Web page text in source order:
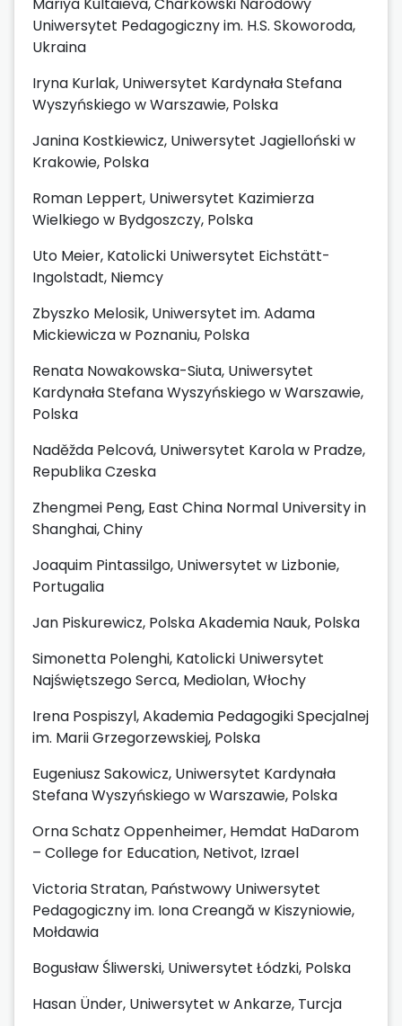
Uniwersytet Pedagogiczny im. H.S. Skoworoda,
Ukraina
Iryna Kurlak, Uniwersytet Kardynała Stefana
Wyszyńskiego w Warszawie, Polska
Janina Kostkiewicz, Uniwersytet Jagielloński w
Krakowie, Polska
Roman Leppert, Uniwersytet Kazimierza
Wielkiego w Bydgoszczy, Polska
Uto Meier, Katolicki Uniwersytet Eichstätt-
Ingolstadt, Niemcy
Zbyszko Melosik, Uniwersytet im. Adama
Mickiewicza w Poznaniu, Polska
Renata Nowakowska-Siuta, Uniwersytet
Kardynała Stefana Wyszyńskiego w Warszawie,
Polska
Naděžda Pelcová, Uniwersytet Karola w Pradze,
Republika Czeska
Zhengmei Peng, East China Normal University in
Shanghai, Chiny
Joaquim Pintassilgo, Uniwersytet w Lizbonie,
Portugalia
Jan Piskurewicz, Polska Akademia Nauk, Polska
Simonetta Polenghi, Katolicki Uniwersytet
Najświętszego Serca, Mediolan, Włochy
Irena Pospiszyl, Akademia Pedagogiki Specjalnej
im. Marii Grzegorzewskiej, Polska
Eugeniusz Sakowicz, Uniwersytet Kardynała
Stefana Wyszyńskiego w Warszawie, Polska
Orna Schatz Oppenheimer, Hemdat HaDarom
– College for Education, Netivot, Izrael
Victoria Stratan, Państwowy Uniwersytet
Pedagogiczny im. Iona Creangă w Kiszyniowie,
Mołdawia
Bogusław Śliwerski, Uniwersytet Łódzki, Polska
Hasan Ünder, Uniwersytet w Ankarze, Turcja